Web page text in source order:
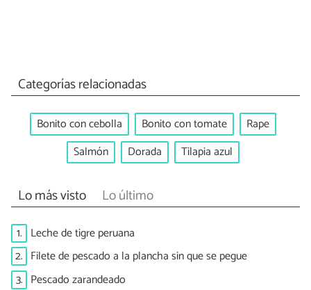
Categorías relacionadas
Bonito con cebolla Bonito con tomate
Rape
Salmón
Dorada Tilapia azul
Lo más visto Lo último
1. Leche de tigre peruana
2. Filete de pescado a la plancha sin que se pegue
3. Pescado zarandeado